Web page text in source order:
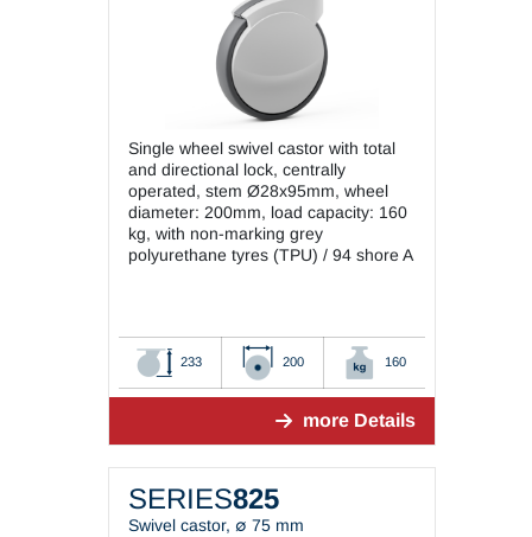
Single wheel swivel castor with total
and directional lock, centrally
operated, stem Ø28x95mm, wheel
diameter: 200mm, load capacity: 160
kg, with non-marking grey
polyurethane tyres (TPU) / 94 shore A
233 200 160
more Details
SERIES825
Swivel castor, ∅ 75 mm